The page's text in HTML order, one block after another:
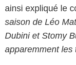
ainsi expliqué le
saison de Léo
Dubini et Stomy
apparemment les